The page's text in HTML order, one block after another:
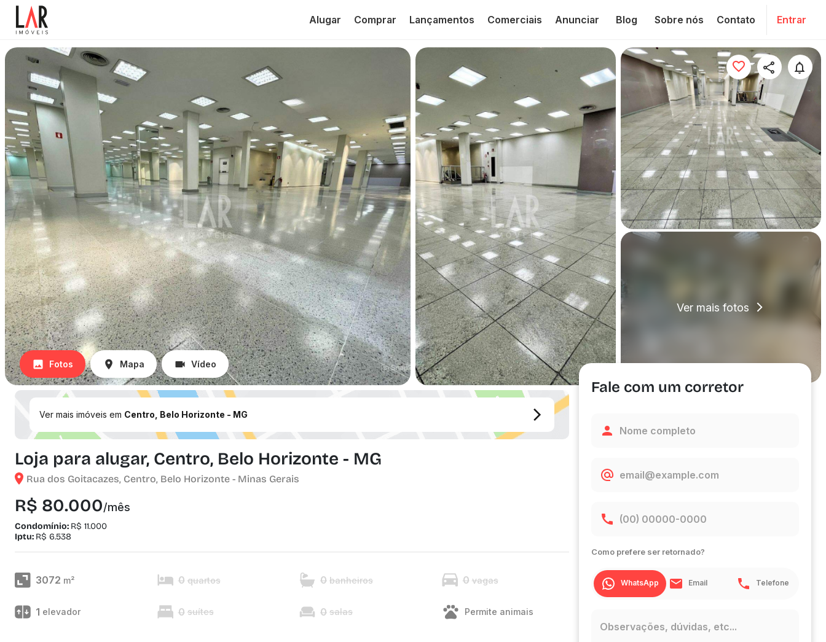
Alugar Comprar Lançamentos Comerciais Anunciar Blog Sobre nós Contato Entrar
Ver mais fotos
Fotos Mapa Vídeo
Ver mais imóveis em Centro, Belo Horizonte - MG
Loja para alugar, Centro, Belo Horizonte - MG
Rua dos Goitacazes, Centro, Belo Horizonte - Minas Gerais
R$ 80.000/mês
Condomínio: R$ 11.000
Iptu: R$ 6.538
3072 m² 0 quartos 0 banheiros 0 vagas
1 elevador 0 suítes 0 salas Permite animais
Fale com um corretor
Como prefere ser retornado?
WhatsApp Email Telefone